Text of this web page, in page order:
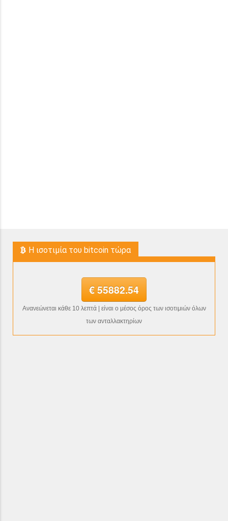
H ισοτιμία του bitcoin τώρα
€ 55882.54
Ανανεώνεται κάθε 10 λεπτά | είναι ο μέσος όρος των ισοτιμιών όλων
των ανταλλακτηρίων